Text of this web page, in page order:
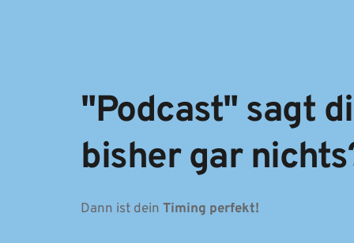
"Podcast" sagt
bisher gar
Dann ist dein Timing perfekt!